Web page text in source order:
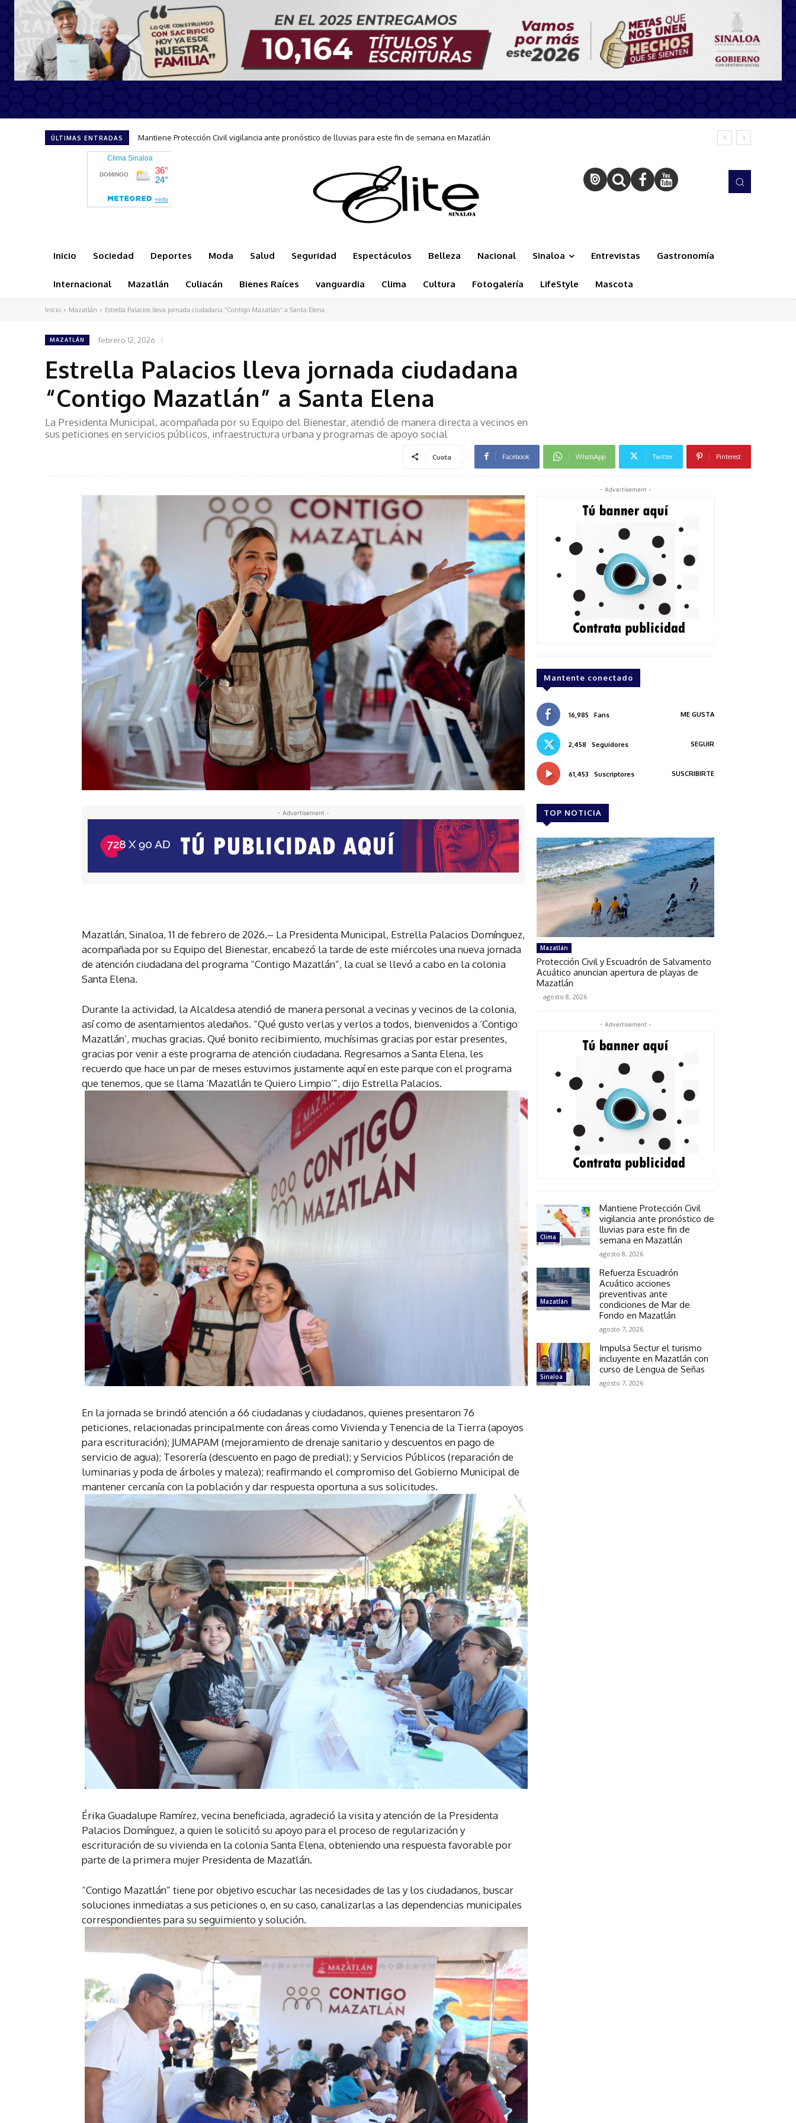
ÚLTIMAS ENTRADAS Refuerza Escuadrón Acuático acciones preventivas ante condiciones de Mar de Fondo en Mazatlán
Inicio Sociedad Deportes Moda Salud Seguridad Espectáculos Belleza Nacional Sinaloa Entrevistas Gastronomía
Internacional Mazatlán Culiacán Bienes Raíces vanguardia Clima Cultura Fotogalería LifeStyle Mascota
Inicio Mazatlán Estrella Palacios lleva jornada ciudadana “Contigo Mazatlán” a Santa Elena
MAZATLÁN febrero 12, 2026
Estrella Palacios lleva jornada ciudadana
“Contigo Mazatlán” a Santa Elena
La Presidenta Municipal, acompañada por su Equipo del Bienestar, atendió de manera directa a vecinos en
sus peticiones en servicios públicos, infraestructura urbana y programas de apoyo social
Cuota Facebook WhatsApp Twitter Pinterest
- Advertisement -
Mazatlán, Sinaloa, 11 de febrero de 2026.– La Presidenta Municipal, Estrella Palacios Domínguez,
acompañada por su Equipo del Bienestar, encabezó la tarde de este miércoles una nueva jornada
de atención ciudadana del programa “Contigo Mazatlán”, la cual se llevó a cabo en la colonia
Santa Elena.
Durante la actividad, la Alcaldesa atendió de manera personal a vecinas y vecinos de la colonia,
así como de asentamientos aledaños. “Qué gusto verlas y verlos a todos, bienvenidos a ‘Contigo
Mazatlán’, muchas gracias. Qué bonito recibimiento, muchísimas gracias por estar presentes,
gracias por venir a este programa de atención ciudadana. Regresamos a Santa Elena, les
recuerdo que hace un par de meses estuvimos justamente aquí en este parque con el programa
que tenemos, que se llama ‘Mazatlán te Quiero Limpio’”, dijo Estrella Palacios.
En la jornada se brindó atención a 66 ciudadanas y ciudadanos, quienes presentaron 76
peticiones, relacionadas principalmente con áreas como Vivienda y Tenencia de la Tierra (apoyos
para escrituración); JUMAPAM (mejoramiento de drenaje sanitario y descuentos en pago de
servicio de agua); Tesorería (descuento en pago de predial); y Servicios Públicos (reparación de
luminarias y poda de árboles y maleza); reafirmando el compromiso del Gobierno Municipal de
mantener cercanía con la población y dar respuesta oportuna a sus solicitudes.
Érika Guadalupe Ramírez, vecina beneficiada, agradeció la visita y atención de la Presidenta
Palacios Domínguez, a quien le solicitó su apoyo para el proceso de regularización y
escrituración de su vivienda en la colonia Santa Elena, obteniendo una respuesta favorable por
parte de la primera mujer Presidenta de Mazatlán.
“Contigo Mazatlán” tiene por objetivo escuchar las necesidades de las y los ciudadanos, buscar
soluciones inmediatas a sus peticiones o, en su caso, canalizarlas a las dependencias municipales
correspondientes para su seguimiento y solución.
- Advertisement -
Mantente conectado
16,985 Fans ME GUSTA
2,458 Seguidores SEGUIR
61,453 Suscriptores SUSCRIBIRTE
TOP NOTICIA
Mazatlán
Protección Civil y Escuadrón de Salvamento
Acuático anuncian apertura de playas de
Mazatlán
- agosto 8, 2026
- Advertisement -
Clima
Mantiene Protección Civil
vigilancia ante pronóstico de
lluvias para este fin de
semana en Mazatlán
agosto 8, 2026
Mazatlán
Refuerza Escuadrón
Acuático acciones
preventivas ante
condiciones de Mar de
Fondo en Mazatlán
agosto 7, 2026
Sinaloa
Impulsa Sectur el turismo
incluyente en Mazatlán con
curso de Lengua de Señas
agosto 7, 2026